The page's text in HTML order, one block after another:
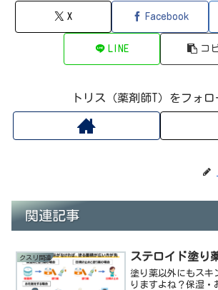
X Facebook
LINE コ
トリス（薬剤師T）をフォロ
関連記事
クスリ関連 ステロイド塗り
塗り薬以外にもスキ
りますよね？保湿・